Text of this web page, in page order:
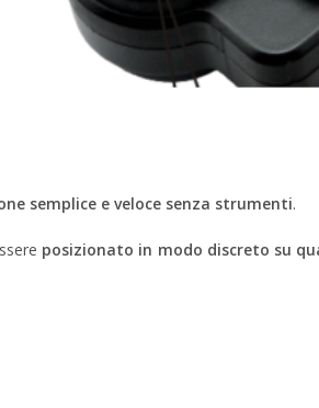
semplice e veloce senza strumenti.
posizionato in modo discreto su